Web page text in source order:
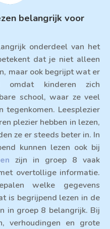
belangrijk voor
onderdeel van het
dat je niet alleen
maar ook begrijpt wat er
kinderen zich
school, waar ze veel
tegenkomen. Leesplezier
plezier hebben in lezen,
ze er steeds beter in. In
kunnen lezen ook bij
zijn in groep 8 vaak
overtollige informatie.
welke gegevens
is begrijpend lezen in de
in groep 8 belangrijk. Bij
verhoudingen en grote